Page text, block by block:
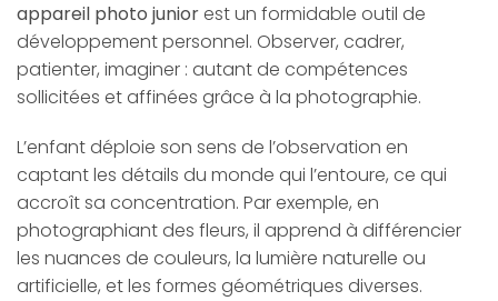
appareil photo juniorest un formidable outil de
développement personnel. Observer, cadrer,
patienter, imaginer : autant de compétences
sollicitées et affinées grâce à la photographie.
L’enfant déploie son sens de l’observation en
captant les détails du monde qui l’entoure, ce qui
accroît sa concentration. Par exemple, en
photographiant des fleurs, il apprend à différencier
les nuances de couleurs, la lumière naturelle ou
artificielle, et les formes géométriques diverses.